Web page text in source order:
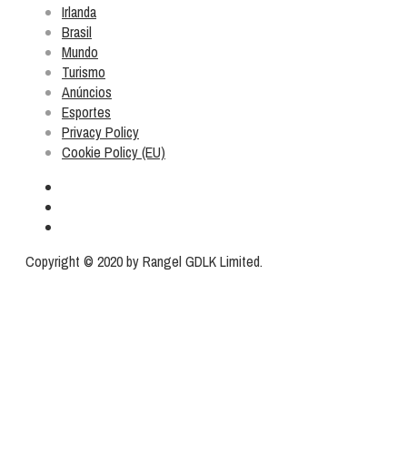
Irlanda
Brasil
Mundo
Turismo
Anúncios
Esportes
Privacy Policy
Cookie Policy (EU)
Copyright © 2020 by Rangel GDLK Limited.